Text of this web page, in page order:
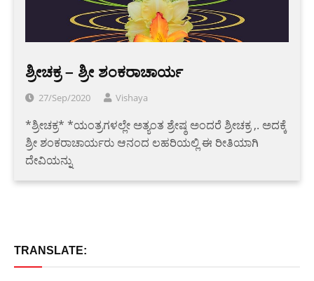
ಶ್ರೀಚಕ್ರ – ಶ್ರೀ ಶಂಕರಾಚಾರ್ಯ
27/Sep/2020 Vishaya
*ಶ್ರೀಚಕ್ರ* *ಯಂತ್ರಗಳಲ್ಲೇ ಅತ್ಯಂತ ಶ್ರೇಷ್ಠ ಅಂದರೆ ಶ್ರೀಚಕ್ರ ,. ಅದಕ್ಕೆ
ಶ್ರೀ ಶಂಕರಾಚಾರ್ಯರು ಆನಂದ ಲಹರಿಯಲ್ಲಿ ಈ ರೀತಿಯಾಗಿ
ದೇವಿಯನ್ನು
TRANSLATE: